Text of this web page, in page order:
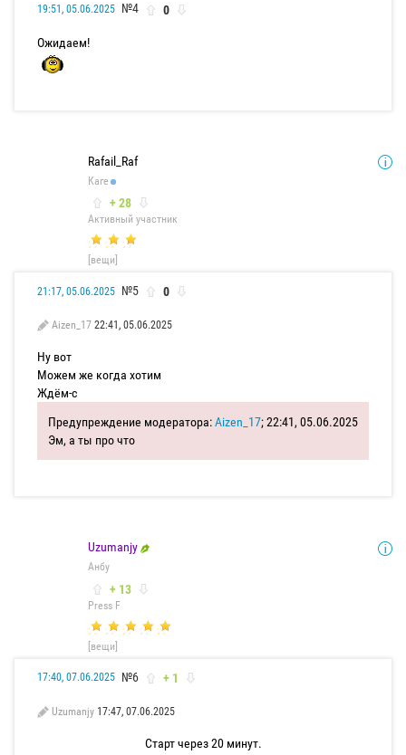
19:51, 05.06.2025 №4 0
Ожидаем!
Rafail_Raf
Каге
+ 28
Активный участник
[вещи]
21:17, 05.06.2025 №5 0
Aizen_17 22:41, 05.06.2025
Ну вот
Можем же когда хотим
Ждём-с
Предупреждение модератора:Aizen_17; 22:41, 05.06.2025
Эм, а ты про что
Uzumanjy
Анбу
+ 13
Press F
[вещи]
17:40, 07.06.2025 №6 + 1
Uzumanjy 17:47, 07.06.2025
Старт через 20 минут.